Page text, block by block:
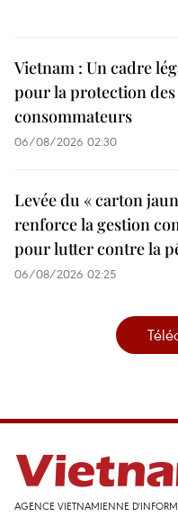
Vietnam : Un cadre
pour la protection des
consommateurs
06/08/2026 02:30
Levée du « carton
renforce la gestion
pour lutter contre la
06/08/2026 02:25
AGENCE VIETNAMIENNE